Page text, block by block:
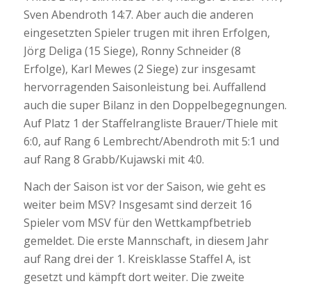
Sven Abendroth 14:7. Aber auch die anderen
eingesetzten Spieler trugen mit ihren Erfolgen,
Jörg Deliga (15 Siege), Ronny Schneider (8
Erfolge), Karl Mewes (2 Siege) zur insgesamt
hervorragenden Saisonleistung bei. Auffallend
auch die super Bilanz in den Doppelbegegnungen.
Auf Platz 1 der Staffelrangliste Brauer/Thiele mit
6:0, auf Rang 6 Lembrecht/Abendroth mit 5:1 und
auf Rang 8 Grabb/Kujawski mit 4:0.
Nach der Saison ist vor der Saison, wie geht es
weiter beim MSV? Insgesamt sind derzeit 16
Spieler vom MSV für den Wettkampfbetrieb
gemeldet. Die erste Mannschaft, in diesem Jahr
auf Rang drei der 1. Kreisklasse Staffel A, ist
gesetzt und kämpft dort weiter. Die zweite